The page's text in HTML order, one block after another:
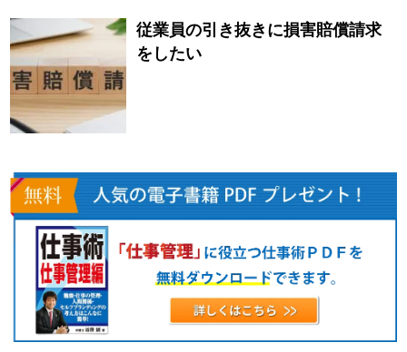
従業員の引き抜きに損害賠償請求
をしたい